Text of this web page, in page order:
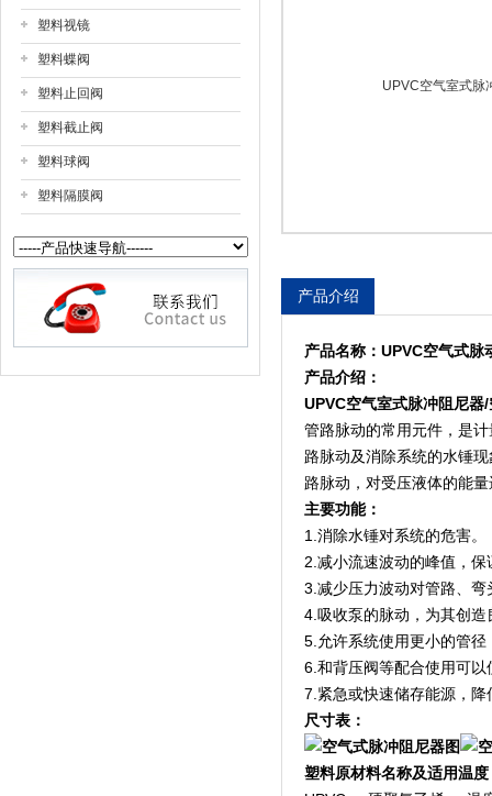
塑料视镜
塑料蝶阀
塑料止回阀
塑料截止阀
塑料球阀
塑料隔膜阀
产品介绍
产品名称： UPVC空气式脉
产品介绍：
UPVC空气室式脉冲阻尼器/
管路脉动的常用元件，是
路脉动及消除系统的水锤
路脉动，对受压液体的能
主要功能：
1.消除水锤对系统的危害。
2.减小流速波动的峰值，
3.减少压力波动对管路、弯
4.吸收泵的脉动，为其创
5.允许系统使用更小的管径
6.和背压阀等配合使用可
7.紧急或快速储存能源，降
尺寸表：
塑料原材料名称及适用温度